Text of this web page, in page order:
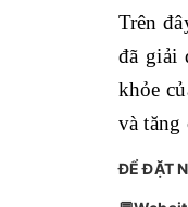
Trên
đã giải
khỏe
và tăng
ĐỂ ĐẶT